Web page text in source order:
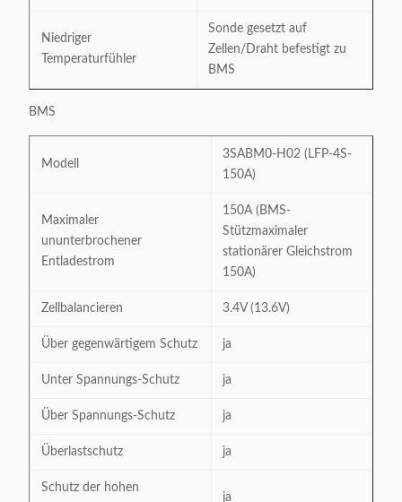
Niedriger
Temperaturfühler
Sonde gesetzt auf
Zellen/Draht befestigt zu
BMS
BMS
Modell
3SABM0-H02 (LFP-4S-
150A)
Maximaler
ununterbrochener
Entladestrom
150A (BMS-
Stützmaximaler
stationärer Gleichstrom
150A)
Zellbalancieren 3.4V (13.6V)
Über gegenwärtigem Schutz ja
Unter Spannungs-Schutz ja
Über Spannungs-Schutz ja
Überlastschutz ja
Schutz der hohen
ja